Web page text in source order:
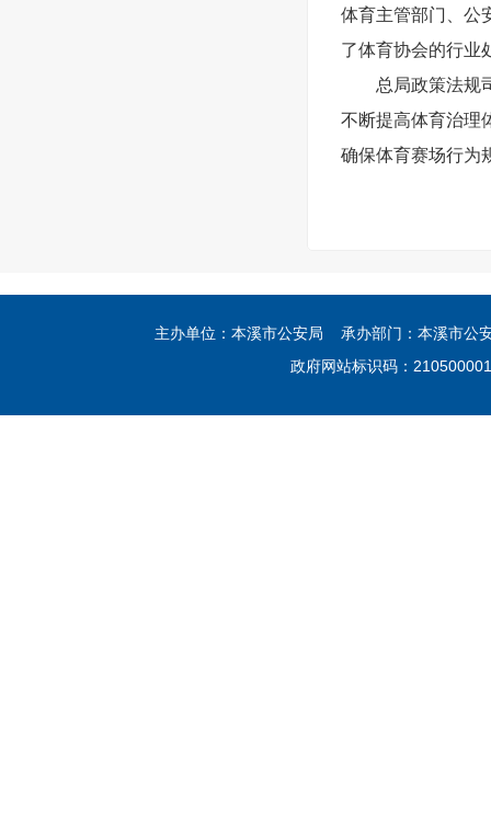
体育主管部门、公
了体育协会的行业
总局政策法规
不断提高体育治理
确保体育赛场行为
主办单位：本溪市公安局 承办部门：本溪市
政府网站标识码：